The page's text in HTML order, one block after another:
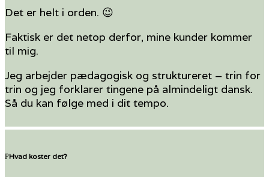
Det er helt i orden. 😉
Faktisk er det netop derfor, mine kunder kommer
til mig.
Jeg arbejder pædagogisk og struktureret – trin for
trin og jeg forklarer tingene på almindeligt dansk.
Så du kan følge med i dit tempo.
Hvad koster det?